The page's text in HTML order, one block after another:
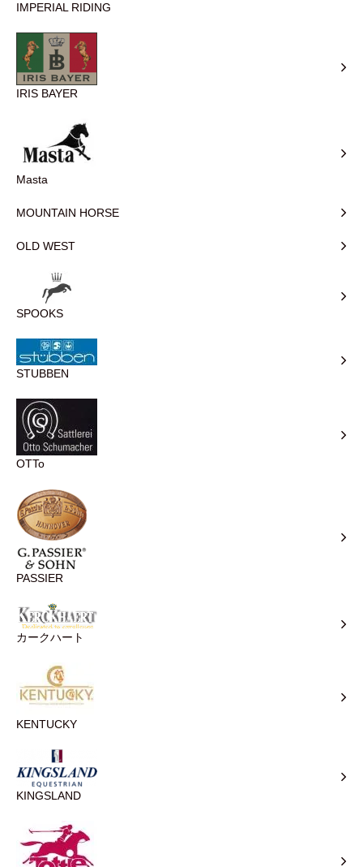
IMPERIAL RIDING
IRIS BAYER
Masta
MOUNTAIN HORSE
OLD WEST
SPOOKS
STUBBEN
OTTo
PASSIER
カークハート
KENTUCKY
KINGSLAND